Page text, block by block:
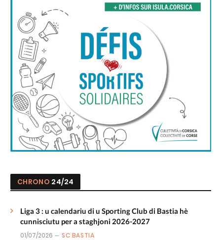
CHRONO 24/24
Liga 3 : u calendariu di u Sporting Club di Bastia hè
cunnisciutu per a staghjoni 2026-2027
01/07/2026 SC BASTIA